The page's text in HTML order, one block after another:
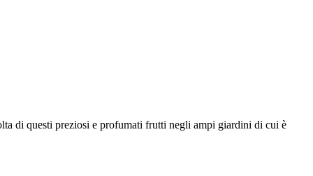
di questi preziosi e profumati frutti negli ampi giardini di cui è